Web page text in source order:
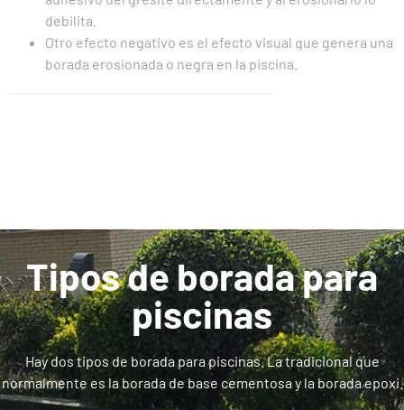
debilita.
Otro efecto negativo es el efecto visual que genera una
borada erosionada o negra en la piscina.
Tipos de borada para
piscinas
Hay dos tipos de borada para piscinas. La tradicional que
normalmente es la borada de base cementosa y la borada epoxi.